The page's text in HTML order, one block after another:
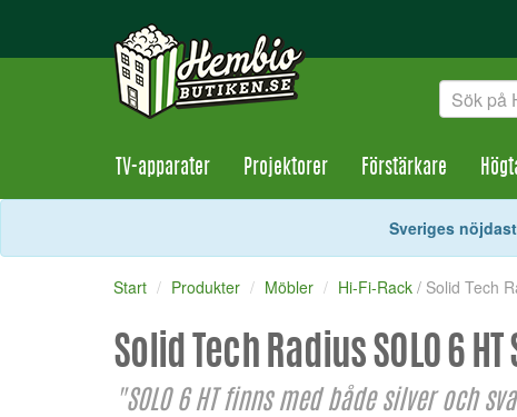
TV-apparater Projektorer Förstärkare
Sveriges
Start Produkter Möbler Hi-Fi-Rack / Solid Tech
Solid Tech Radius SOLO 6
"SOLO 6 HT finns med både silver och